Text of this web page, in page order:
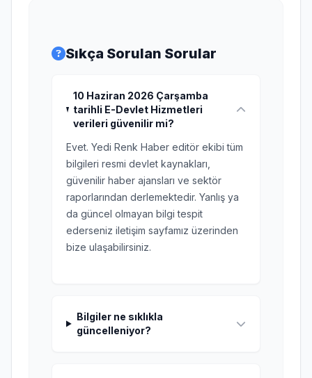
Sıkça Sorulan Sorular
10 Haziran 2026 Çarşamba
tarihli E-Devlet Hizmetleri
verileri güvenilir mi?
Evet. Yedi Renk Haber editör ekibi tüm
bilgileri resmi devlet kaynakları,
güvenilir haber ajansları ve sektör
raporlarından derlemektedir. Yanlış ya
da güncel olmayan bilgi tespit
ederseniz iletişim sayfamız üzerinden
bize ulaşabilirsiniz.
Bilgiler ne sıklıkla
güncelleniyor?